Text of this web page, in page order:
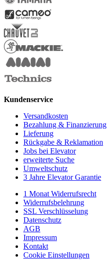
Kundenservice
Versandkosten
Bezahlung & Finanzierung
Lieferung
Rückgabe & Reklamation
Jobs bei Elevator
erweiterte Suche
Umweltschutz
3 Jahre Elevator Garantie
1 Monat Widerrufsrecht
Widerrufsbelehrung
SSL Verschlüsselung
Datenschutz
AGB
Impressum
Kontakt
Cookie Einstellungen